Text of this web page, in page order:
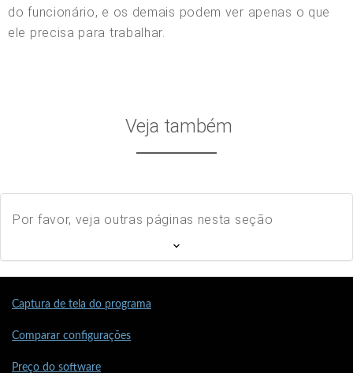
do funcionário, e os demais podem ver apenas o que
ele precisa para trabalhar.
Veja também
Por favor, veja outras páginas nesta seção
Captura de tela do programa
Comparar configurações
Preço do software